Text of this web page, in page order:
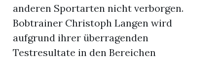
anderen Sportarten nicht verborgen.
Bobtrainer Christoph Langen wird
aufgrund ihrer überragenden
Testresultate in den Bereichen